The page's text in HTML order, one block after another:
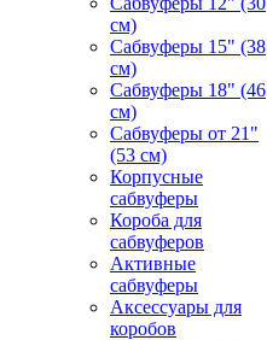
см)
Сабвуферы 15" (38
см)
Сабвуферы 18" (46
см)
Сабвуферы от 21"
(53 см)
Корпусные
сабвуферы
Короба для
сабвуферов
Активные
сабвуферы
Аксессуары для
коробов